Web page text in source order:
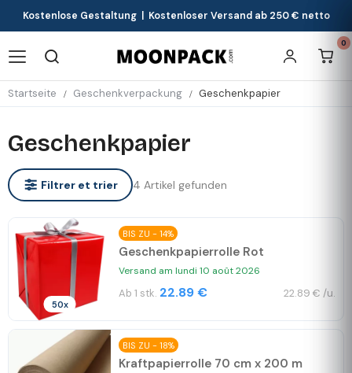
Kostenlose Gestaltung | Kostenloser Versand ab 250 € netto
0
Startseite Geschenkverpackung Geschenkpapier
Geschenkpapier
Filtrer et trier 4 Artikel gefunden
50x
BIS ZU - 14%
Geschenkpapierrolle Rot
Versand am lundi 10 août 2026
Ab 1 stk. 22.89 € 22.89 € /u.
BIS ZU - 18%
Kraftpapierrolle 70 cm x 200 m